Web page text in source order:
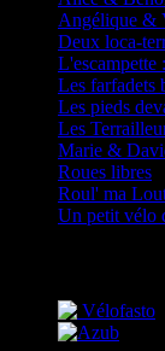
Angélique &
Deux loca-
Les farfadets
Les pieds
Les
Marie &
Roues libres
Roul' ma
Un petit vélo